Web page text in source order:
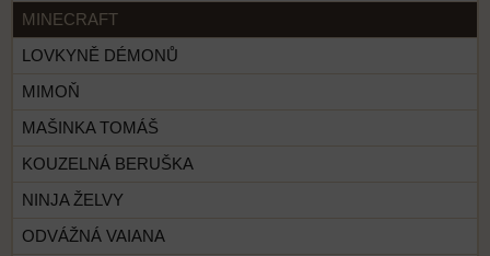
MINECRAFT
LOVKYNĚ DÉMONŮ
MIMOŇ
MAŠINKA TOMÁŠ
KOUZELNÁ BERUŠKA
NINJA ŽELVY
ODVÁŽNÁ VAIANA